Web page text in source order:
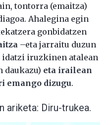
tontorra (emaitza)
Ahalegina egin
gonbidatzen
–eta jarraitu duzun
idatzi iruzkinen atalean
daukazu) eta irailean
emango dizugu.
ariketa: Diru-trukea.